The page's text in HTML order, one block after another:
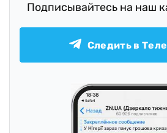
Подписывайтесь на наш
Следить в